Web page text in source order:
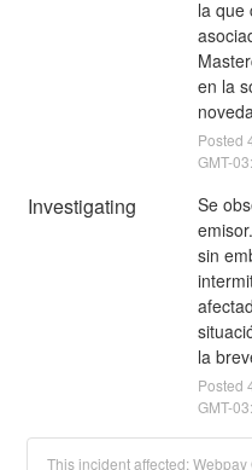
la que
en la
Posted
GMT-
Investigating
Se
sin
la
Posted
GMT-
This incident affected: